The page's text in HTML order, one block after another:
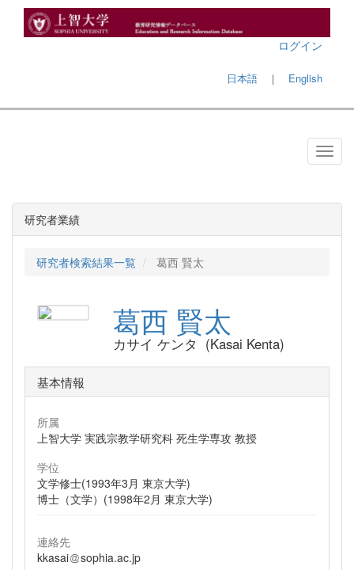
ログイン
日本語 ｜ English
研究者業績
研究者検索結果一覧 葛西 賢太
葛西 賢太
カサイ ケンタ (Kasai Kenta)
基本情報
所属
上智大学 実践宗教学研究科 死生学専攻 教授
学位
文学修士(1993年3月 東京大学)
博士（文学）(1998年2月 東京大学)
連絡先
kkasai
sophia.ac.jp